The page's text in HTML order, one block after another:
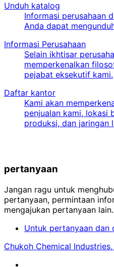
Unduh katalog
Informasi perusahaan
Anda dapat
Informasi Perusahaan
Selain ikhtisar
memperkenalkan
pejabat eksekutif kami.
Daftar kantor
Kami akan
penjualan kami, lokasi
produksi, dan jaringan
pertanyaan
Jangan ragu untuk
pertanyaan, permintaan
mengajukan pertanyaan lain.
Untuk pertanyaan dan
Chukoh Chemical